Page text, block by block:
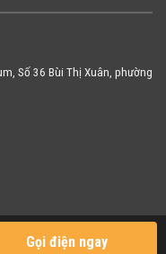
Số 36 Bùi Thị Xuân, phường
giá VNG Việt Nam
Gọi điện ngay